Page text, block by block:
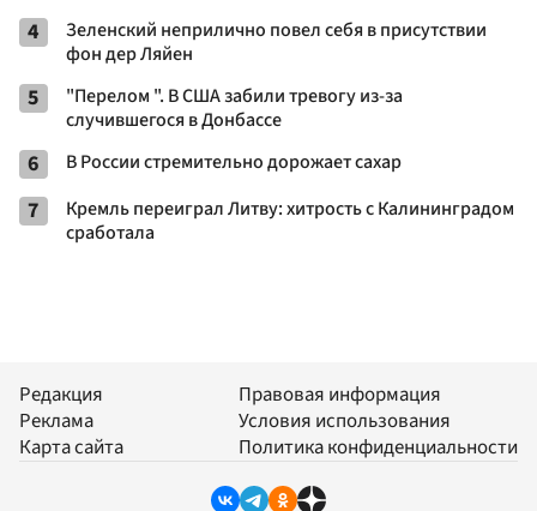
4
Зеленский неприлично повел cебя в присутствии
фон дер Ляйен
5
"Перелом ". В США забили тревогу из-за
случившегося в Донбассе
6 В России стремительно дорожает сахар
7
Кремль переиграл Литву: хитрость с Калининградом
сработала
Редакция
Реклама
Карта сайта
Правовая информация
Условия использования
Политика конфиденциальности